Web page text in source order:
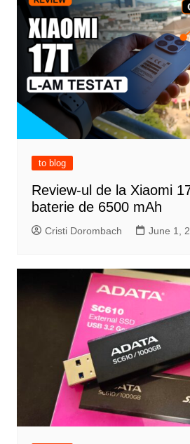
to blog
Review-ul de la Xiaomi
baterie de 6500 mAh
Cristi Dorombach June 1,